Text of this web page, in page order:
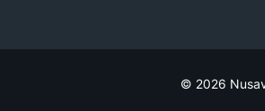
© 2026